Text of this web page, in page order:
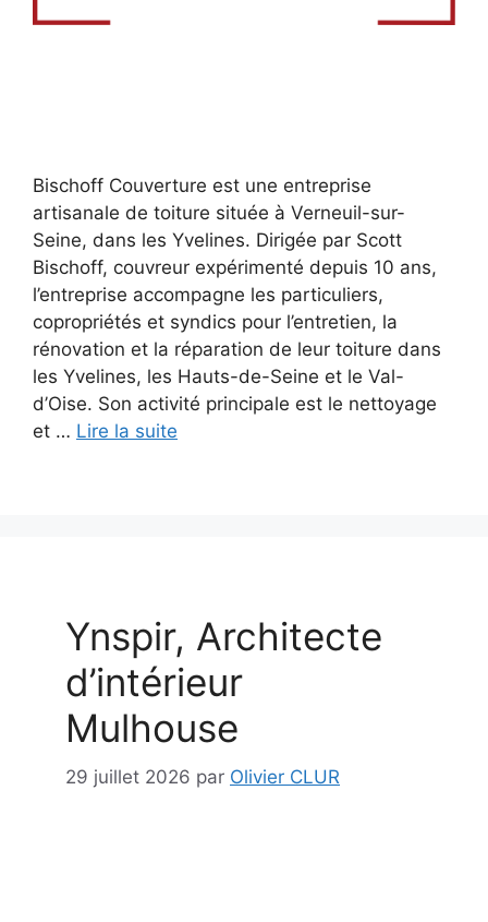
Bischoff Couverture est une entreprise
artisanale de toiture située à Verneuil-sur-
Seine, dans les Yvelines. Dirigée par Scott
Bischoff, couvreur expérimenté depuis 10 ans,
l’entreprise accompagne les particuliers,
copropriétés et syndics pour l’entretien, la
rénovation et la réparation de leur toiture dans
les Yvelines, les Hauts-de-Seine et le Val-
d’Oise. Son activité principale est le nettoyage
et … Lire la suite
Ynspir, Architecte
d’intérieur
Mulhouse
29 juillet 2026 par Olivier CLUR